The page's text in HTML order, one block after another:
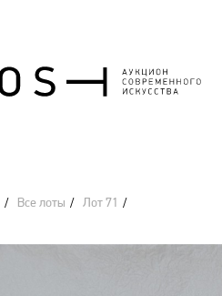
Все лоты Лот 71